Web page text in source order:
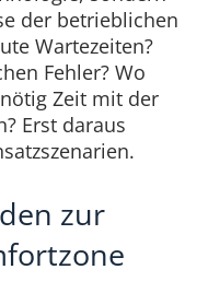
der betrieblichen
Wartezeiten?
Fehler? Wo
Zeit mit der
Erst daraus
zur